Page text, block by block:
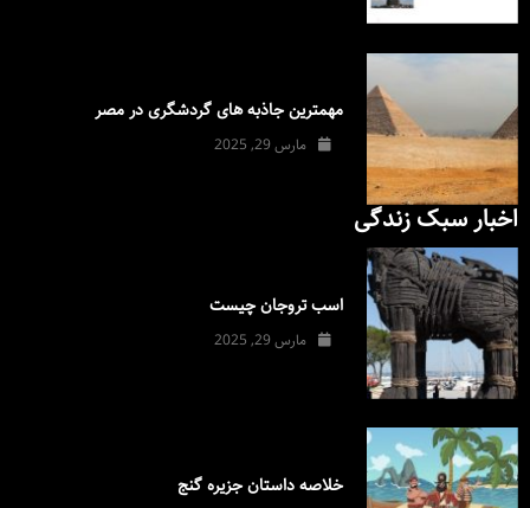
مهمترین جاذبه های گردشگری در مصر
مارس 29, 2025
اخبار سبک زندگی
اسب تروجان چیست
مارس 29, 2025
خلاصه داستان جزیره گنج